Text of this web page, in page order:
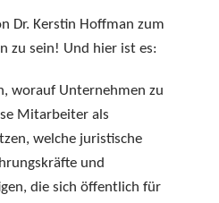
Dr. Kerstin Hoffman zum
zu sein! Und hier ist es:
worauf Unternehmen zu
Mitarbeiter als
welche juristische
und
die sich öffentlich für